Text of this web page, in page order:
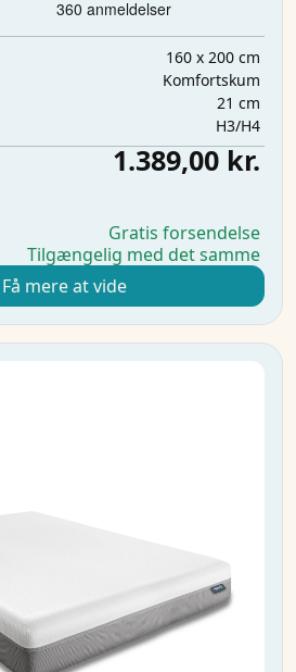
160 x 200 cm
Komfortskum
21 cm
H3/H4
1.389,00 kr.
Gratis forsendelse
Tilgængelig med det samme
mere at vide